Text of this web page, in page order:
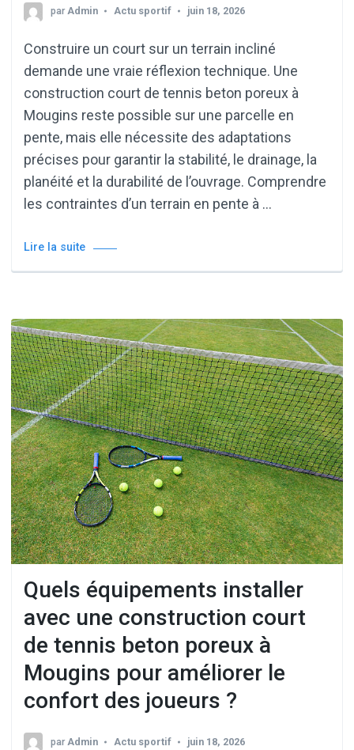
par Admin Actu sportif juin 18, 2026
Construire un court sur un terrain incliné
demande une vraie réflexion technique. Une
construction court de tennis beton poreux à
Mougins reste possible sur une parcelle en
pente, mais elle nécessite des adaptations
précises pour garantir la stabilité, le drainage, la
planéité et la durabilité de l’ouvrage. Comprendre
les contraintes d’un terrain en pente à …
Lire la suite
Quels équipements installer
avec une construction court
de tennis beton poreux à
Mougins pour améliorer le
confort des joueurs ?
par Admin Actu sportif juin 18, 2026